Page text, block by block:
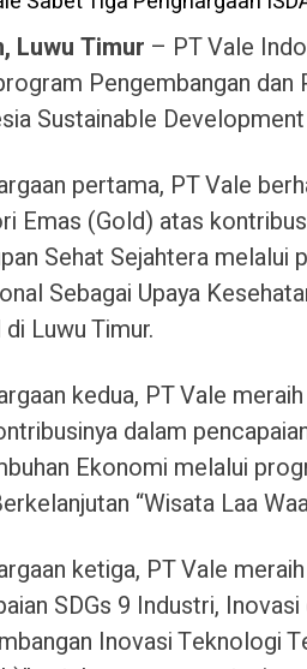
Luwu Timur – PT Vale
Pengembangan
Sustainable
pertama, PT Vale
Emas (Gold) atas
Sehat Sejahtera melalui
Sebagai Upaya
Luwu Timur.
kedua, PT Vale
dalam
Ekonomi melalui
“Wisata Laa
ketiga, PT Vale
SDGs 9 Industri,
Inovasi Teknologi